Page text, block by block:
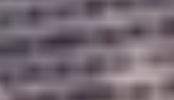
English?